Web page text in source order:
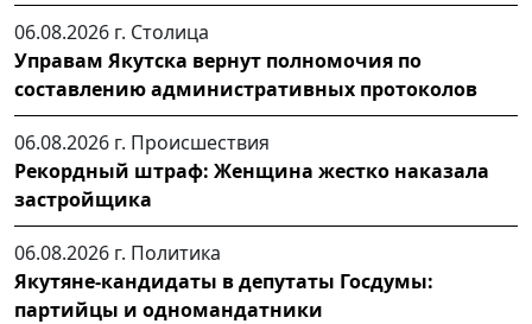
06.08.2026 г. Столица
Управам Якутска вернут полномочия по
составлению административных протоколов
06.08.2026 г. Происшествия
Рекордный штраф: Женщина жестко наказала
застройщика
06.08.2026 г. Политика
Якутяне-кандидаты в депутаты Госдумы:
партийцы и одномандатники